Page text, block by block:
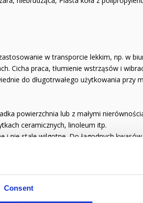
Consent
w transporcie lekkim, np. w
Cicha praca, tłumienie wstrząsów i
do długotrwałego użytkowania przy
powierzchnia lub z małymi
ceramicznych, linoleum itp.
i nie stale wilgotne. Do łagodnych kwasów
życia zawodowego dla użytkownika